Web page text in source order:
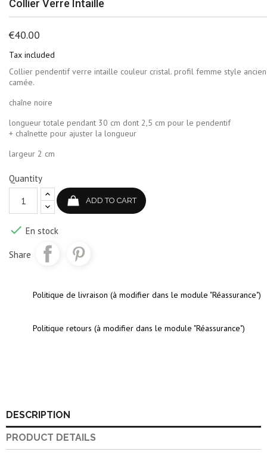
Collier Verre Intaille
€40.00
Tax included
Collier pendentif verre intaille couleur cristal. profil femme style ancien
camée.
chaîne noire
longueur totale pendant 30 cm dont 2,5 cm pour le pendentif
+ chaînette pour ajuster la longueur
largeur 2 cm
Quantity
ADD TO CART
 En stock
Share
Politique de livraison (à modifier dans le module "Réassurance")
Politique retours (à modifier dans le module "Réassurance")
DESCRIPTION
PRODUCT DETAILS